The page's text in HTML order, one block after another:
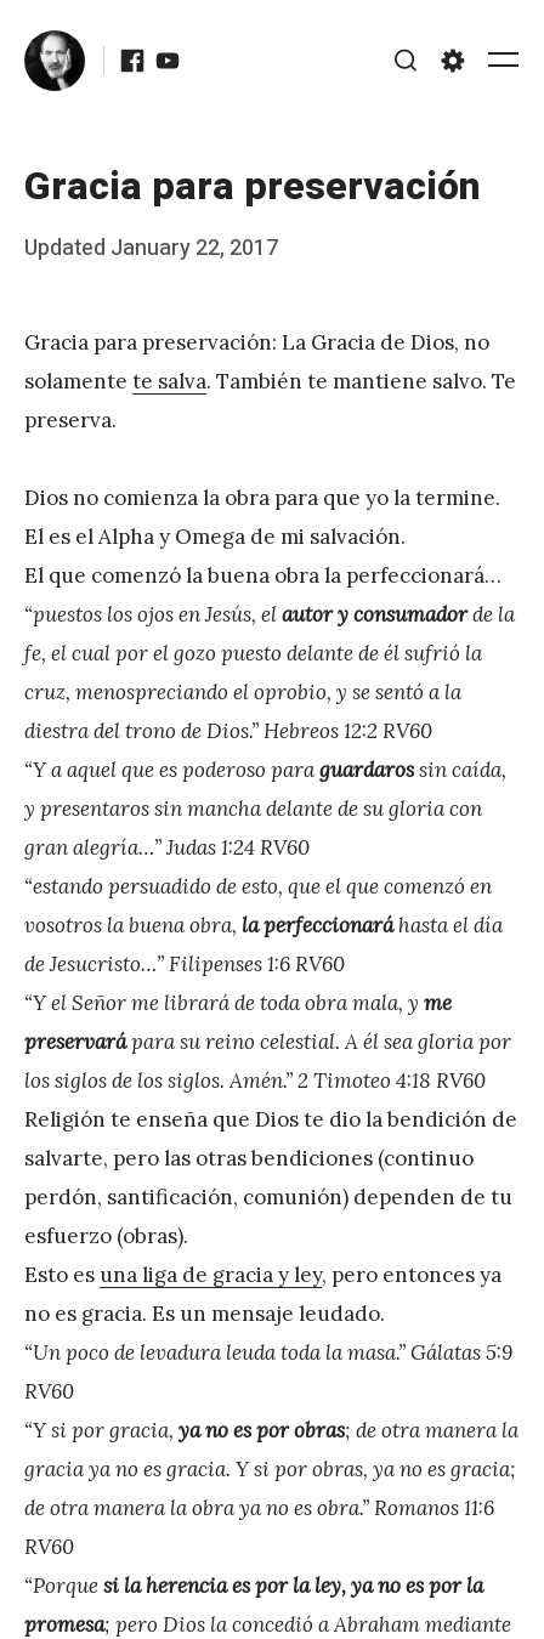
content
Facebook
Youtube
Gracia para preservación
Posted
Updated January 22, 2017
b
J
A
P
r
z
Gracia para preservación: La Gracia de Dios, no
solamente te salva. También te mantiene salvo. Te
preserva.
Dios no comienza la obra para que yo la termine.
El es el Alpha y Omega de mi salvación.
El que comenzó la buena obra la perfeccionará…
“puestos los ojos en Jesús, elautor y consumadorde la
fe, el cual por el gozo puesto delante de él sufrió la
cruz, menospreciando el oprobio, y se sentó a la
diestra del trono de Dios.” Hebreos‬ ‭12:2‬ ‭RV60‬‬
“Y a aquel que es poderoso paraguardarossin caída,
y presentaros sin mancha delante de su gloria con
gran alegría…” Judas‬ ‭1:24‬ ‭RV60‬‬
“estando persuadido de esto, que el que comenzó en
vosotros la buena obra, la perfeccionaráhasta el día
de Jesucristo…” Filipenses‬ ‭1:6‬ ‭RV60‬‬
“Y el Señor me librará de toda obra mala, y me
preservarápara su reino celestial. A él sea gloria por
los siglos de los siglos. Amén.” 2 Timoteo‬ ‭4:18‬ ‭RV60‬‬
Religión te enseña que Dios te dio la bendición de
salvarte, pero las otras bendiciones (continuo
perdón, santificación, comunión) dependen de tu
esfuerzo (obras).
Esto es una liga de gracia y ley, pero entonces ya
no es gracia. Es un mensaje leudado.
“Un poco de levadura leuda toda la masa.” Gálatas‬ ‭5:9‬
‭RV60‬‬
“Y si por gracia, ya no es por obras; de otra manera la
gracia ya no es gracia. Y si por obras, ya no es gracia;
de otra manera la obra ya no es obra.” Romanos‬ ‭11:6‬
‭RV60‬‬
“Porquesi la herencia es por la ley, ya no es por la
promesa; pero Dios la concedió a Abraham mediante